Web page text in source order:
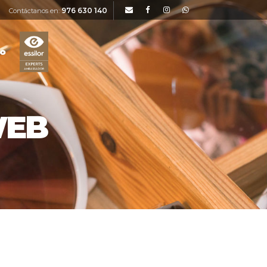
Contáctanos en:976 630 140